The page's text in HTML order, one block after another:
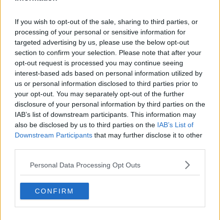
If you wish to opt-out of the sale, sharing to third parties, or
processing of your personal or sensitive information for
targeted advertising by us, please use the below opt-out
section to confirm your selection. Please note that after your
opt-out request is processed you may continue seeing
interest-based ads based on personal information utilized by
us or personal information disclosed to third parties prior to
your opt-out. You may separately opt-out of the further
disclosure of your personal information by third parties on the
IAB’s list of downstream participants. This information may
also be disclosed by us to third parties on the IAB’s List of
Downstream Participants that may further disclose it to other
Personal Data Processing Opt Outs
CONFIRM
all'undicesimo posto assoluto del medagliere,
un risultato
eccezionale considerandoche, rispetto alle altre società, ha
gareggiato con un numero molto più basso di atleti.
Particolarmente positive sono risultate le prove di Federico
Chimentie di Giulia Fucini nella categoria Master25 e del veterano
Carlo D'Ippolito nella Master70, tre atleti che sono riusciti a
conquistare un doppio oro. Dopo il quarto posto ottenuto ai
mondiali del 2015, Fucini si è confermata anche a livello regionale
arrivando prima nei 50 e nei 100 stile libero; Chimenti si è invece
piazzato davanti a tutti nei 400 misti e nei 200 delfino, e D'Ippolito
nei 400 e negli 800 stile libero. Gli ultimi due ori sono arrivati nei
Master30 con Alessandra Bosi (prima nei 1500 stile libero e
seconda nei 200 misti) e con Stefania Roncolini (prima nei 100
Idalgo Baldi nei Master35 (nei 50 e nei 100 rana), di Enrico Lippi
nei Master35 (nei 1500 stile libero e nei 200 delfino) e di Riccardo
Rossi nei Master30 (nei 200 e nei 400 stile libero), mentre Enrico